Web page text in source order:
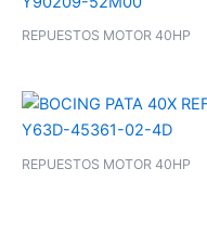
REPUESTOS MOTOR 40HP
REPUESTOS MOTOR 40HP